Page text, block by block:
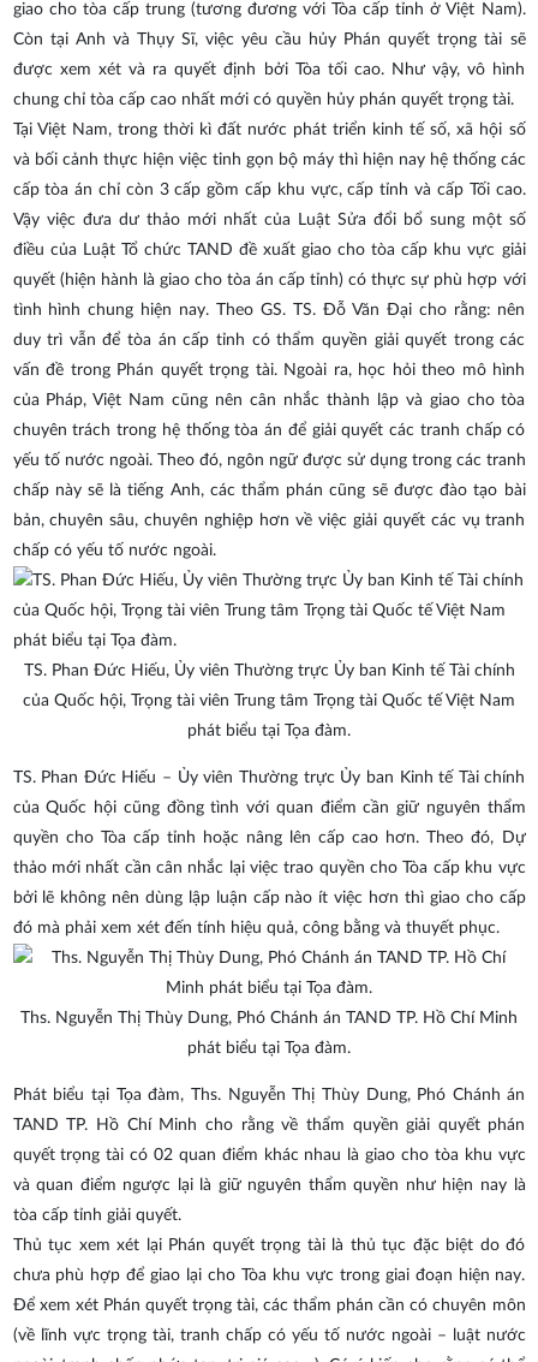
giao cho tòa cấp trung (tương đương với Tòa cấp tỉnh ở Việt Nam).
Còn tại Anh và Thụy Sĩ, việc yêu cầu hủy Phán quyết trọng tài sẽ
được xem xét và ra quyết định bởi Tòa tối cao. Như vậy, vô hình
chung chỉ tòa cấp cao nhất mới có quyền hủy phán quyết trọng tài.
Tại Việt Nam, trong thời kì đất nước phát triển kinh tế số, xã hội số
và bối cảnh thực hiện việc tinh gọn bộ máy thì hiện nay hệ thống các
cấp tòa án chỉ còn 3 cấp gồm cấp khu vực, cấp tỉnh và cấp Tối cao.
Vậy việc đưa dư thảo mới nhất của Luật Sửa đổi bổ sung một số
điều của Luật Tổ chức TAND đề xuất giao cho tòa cấp khu vực giải
quyết (hiện hành là giao cho tòa án cấp tỉnh) có thực sự phù hợp với
tình hình chung hiện nay. Theo GS. TS. Đỗ Văn Đại cho rằng: nên
duy trì vẫn để tòa án cấp tỉnh có thẩm quyền giải quyết trong các
vấn đề trong Phán quyết trọng tài. Ngoài ra, học hỏi theo mô hình
của Pháp, Việt Nam cũng nên cân nhắc thành lập và giao cho tòa
chuyên trách trong hệ thống tòa án để giải quyết các tranh chấp có
yếu tố nước ngoài. Theo đó, ngôn ngữ được sử dụng trong các tranh
chấp này sẽ là tiếng Anh, các thẩm phán cũng sẽ được đào tạo bài
bản, chuyên sâu, chuyên nghiệp hơn về việc giải quyết các vụ tranh
chấp có yếu tố nước ngoài.
TS. Phan Đức Hiếu, Ủy viên Thường trực Ủy ban Kinh tế Tài chính
của Quốc hội, Trọng tài viên Trung tâm Trọng tài Quốc tế Việt Nam
phát biểu tại Tọa đàm.
TS. Phan Đức Hiếu – Ủy viên Thường trực Ủy ban Kinh tế Tài chính
của Quốc hội cũng đồng tình với quan điểm cần giữ nguyên thẩm
quyền cho Tòa cấp tỉnh hoặc nâng lên cấp cao hơn. Theo đó, Dự
thảo mới nhất cần cân nhắc lại việc trao quyền cho Tòa cấp khu vực
bởi lẽ không nên dùng lập luận cấp nào ít việc hơn thì giao cho cấp
đó mà phải xem xét đến tính hiệu quả, công bằng và thuyết phục.
Ths. Nguyễn Thị Thùy Dung, Phó Chánh án TAND TP. Hồ Chí Minh
phát biểu tại Tọa đàm.
Phát biểu tại Tọa đàm, Ths. Nguyễn Thị Thùy Dung, Phó Chánh án
TAND TP. Hồ Chí Minh cho rằng về thẩm quyền giải quyết phán
quyết trọng tài có 02 quan điểm khác nhau là giao cho tòa khu vực
và quan điểm ngược lại là giữ nguyên thẩm quyền như hiện nay là
tòa cấp tỉnh giải quyết.
Thủ tục xem xét lại Phán quyết trọng tài là thủ tục đặc biệt do đó
chưa phù hợp để giao lại cho Tòa khu vực trong giai đoạn hiện nay.
Để xem xét Phán quyết trọng tài, các thẩm phán cần có chuyên môn
(về lĩnh vực trọng tài, tranh chấp có yếu tố nước ngoài – luật nước